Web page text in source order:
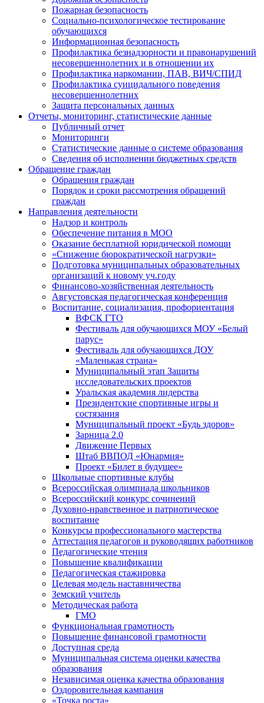
Пожарная безопасность
Социально-психологическое тестирование
обучающихся
Информационная безопасность
Профилактика безнадзорности и правонарушений
несовершеннолетних и в отношении их
Профилактика наркомании, ПАВ, ВИЧ/СПИД
Профилактика суицидального поведения
несовершеннолетних
Защита персональных данных
Отчеты, мониторинг, статистические данные
Публичный отчет
Мониторинги
Статистические данные о системе образования
Сведения об исполнении бюджетных средств
Обращение граждан
Обращения граждан
Порядок и сроки рассмотрения обращений
граждан
Направления деятельности
Надзор и контроль
Обеспечение питания в МОО
Оказание бесплатной юридической помощи
«Снижение бюрократической нагрузки»
Подготовка муниципальных образовательных
организаций к новому уч.году
Финансово-хозяйственная деятельность
Августовская педагогическая конференция
Воспитание, социализация, профориентация
ВФСК ГТО
Фестиваль для обучающихся МОУ «Белый
парус»
Фестиваль для обучающихся ДОУ
«Маленькая страна»
Муниципальный этап Защиты
исследовательских проектов
Уральская академия лидерства
Президентские спортивные игры и
состязания
Муниципальный проект «Будь здоров»
Зарница 2.0
Движение Первых
Штаб ВВПОД «Юнармия»
Проект «Билет в будущее»
Школьные спортивные клубы
Всероссийская олимпиада школьников
Всероссийский конкурс сочинений
Духовно-нравственное и патриотическое
воспитание
Конкурсы профессионального мастерства
Аттестация педагогов и руководящих работников
Педагогические чтения
Повышение квалификации
Педагогическая стажировка
Целевая модель наставничества
Земский учитель
Методическая работа
ГМО
Функциональная грамотность
Повышение финансовой грамотности
Доступная среда
Муниципальная система оценки качества
образования
Независимая оценка качества образования
Оздоровительная кампания
«Точка роста»